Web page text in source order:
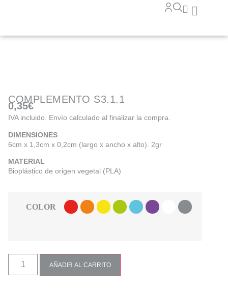
COMPLEMENTO S3.1.1
0,35€
IVA incluido. Envío calculado al finalizar la compra.
DIMENSIONES
6cm x 1,3cm x 0,2cm (largo x ancho x alto). 2gr
MATERIAL
Bioplástico de origen vegetal (PLA)
COLOR
AÑADIR AL CARRITO